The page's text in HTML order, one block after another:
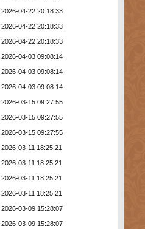
2026-04-22 20:18:33
2026-04-22 20:18:33
2026-04-22 20:18:33
2026-04-03 09:08:14
2026-04-03 09:08:14
2026-04-03 09:08:14
2026-03-15 09:27:55
2026-03-15 09:27:55
2026-03-15 09:27:55
2026-03-11 18:25:21
2026-03-11 18:25:21
2026-03-11 18:25:21
2026-03-11 18:25:21
2026-03-09 15:28:07
2026-03-09 15:28:07